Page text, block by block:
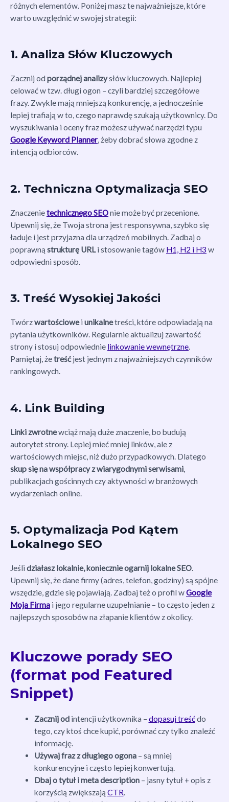
różnych elementów. Poniżej masz te najważniejsze, które
warto uwzględnić w swojej strategii:
1. Analiza Słów Kluczowych
Zacznij od porządnej analizysłów kluczowych. Najlepiej
celować w tzw. długi ogon – czyli bardziej szczegółowe
frazy. Zwykle mają mniejszą konkurencję, a jednocześnie
lepiej trafiają w to, czego naprawdę szukają użytkownicy. Do
wyszukiwania i oceny fraz możesz używać narzędzi typu
Google Keyword Planner, żeby dobrać słowa zgodne z
intencją odbiorców.
2. Techniczna Optymalizacja SEO
Znaczenietechnicznego SEOnie może być przecenione.
Upewnij się, że Twoja strona jest responsywna, szybko się
ładuje i jest przyjazna dla urządzeń mobilnych. Zadbaj o
poprawną strukturę URL i stosowanie tagów H1, H2 i H3 w
odpowiedni sposób.
3. Treść Wysokiej Jakości
Twórzwartościowei unikalnetreści, które odpowiadają na
pytania użytkowników. Regularnie aktualizuj zawartość
strony i stosuj odpowiednie linkowanie wewnętrzne.
Pamiętaj, żetreśćjest jednym z najważniejszych czynników
rankingowych.
4. Link Building
Linki zwrotnewciąż mają duże znaczenie, bo budują
autorytet strony. Lepiej mieć mniej linków, ale z
wartościowych miejsc, niż dużo przypadkowych. Dlatego
skup się na współpracy z wiarygodnymi serwisami
publikacjach gościnnych czy aktywności w branżowych
wydarzeniach online.
5. Optymalizacja Pod Kątem
Lokalnego SEO
Jeśli działasz lokalnie, koniecznie ogarnij lokalne SEO.
Upewnij się, że dane firmy (adres, telefon, godziny) są spójne
wszędzie, gdzie się pojawiają. Zadbaj też o profil wGoogle
Moja Firma i jego regularne uzupełnianie – to często jeden z
najlepszych sposobów na złapanie klientów z okolicy.
Kluczowe porady SEO
(format pod Featured
Snippet)
Zacznij od intencji użytkownika – dopasuj treśćdo
tego, czy ktoś chce kupić, porównać czy tylko znaleźć
informację.
Używaj fraz z długiego ogona– są mniej
konkurencyjne i często lepiej konwertują.
Dbaj o tytuł i meta description– jasny tytuł + opis z
korzyścią zwiększają CTR